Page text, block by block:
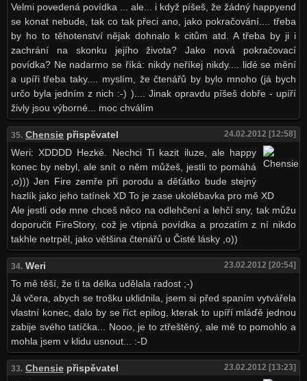
Velmi povedená povídka ... ale... i když píšeš, že žádný happyend
se konat nebude, tak co tak přeci ano, jako pokračování.... třeba
by ho to těhotenství nějak dohnalo k citům atd. A třeba by ji i
zachrání na skonku jejího života? Jako nová pokračovací
povídka? Ne nadarmo se říká: nikdy neříkej nikdy.... lidé se mění
a upíři třeba taky.... myslím, že čtenářů by bylo mnoho (já bych
určo byla jedním z nich :-) ).... Jinak opravdu píšeš dobře - upíří
živly jsou výborné... moc chválím
35. Chensiepřispěvatel 24.02.2012 [12:58]
Weri: XDDDD Hezké. Nechci Ti kazit iluze, ale happy
konec by nebyl, ale snít o něm můžeš, jestli to pomáhá
,o))) Jen Fire zemře při porodu a děťátko bude stejný
hazlík jako jeho tatínek XD To je zase ukolébavka pro mě XD
Ale jestli ode mne chceš něco na odlehčení a lehčí sny, tak můžu
doporučit FireStory, což je vtipná povídka a prozatím z ní nikdo
takhle netrpěl, jako většina čtenářů u Čisté lásky ,o))
34.Weri 23.02.2012 [20:54]
To mě těší, že ti ta délka udělala radost ;-)
Já včera, abych se trošku uklidnila, jsem si před spaním vytvářela
vlastní konec, dalo by se říct epilog, kterak to upíří mláďě jednou
zabije svého tatíčka... Nooo, je to ztřeštěný, ale mě to pomohlo a
mohla jsem v klidu usnout... :-D
33. Chensiepřispěvatel 23.02.2012 [13:23]